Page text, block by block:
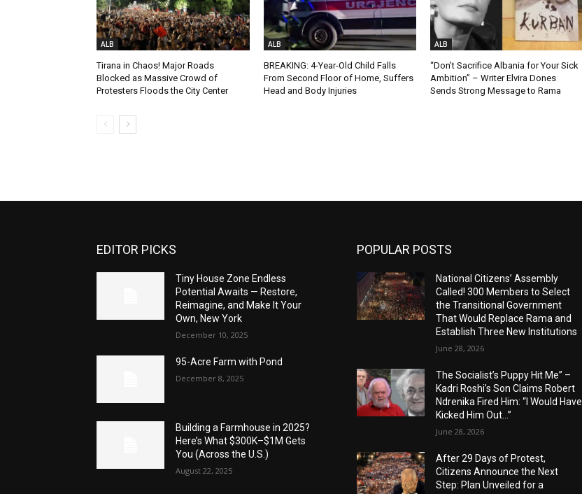
ALB
Tirana in Chaos! Major Roads
Blocked as Massive Crowd of
Protesters Floods the City Center
ALB
BREAKING: 4-Year-Old Child Falls
From Second Floor of Home, Suffers
Head and Body Injuries
ALB
“Don’t Sacrifice Albania for Your Sick
Ambition” – Writer Elvira Dones
Sends Strong Message to Rama
EDITOR PICKS
Tiny House Zone Endless
Potential Awaits — Restore,
Reimagine, and Make It Your
Own, New York
December 10, 2025
95-Acre Farm with Pond
December 8, 2025
Building a Farmhouse in 2025?
Here’s What $300K–$1M Gets
You (Across the U.S.)
August 22, 2025
POPULAR POSTS
National Citizens’ Assembly
Called! 300 Members to Select
the Transitional Government
That Would Replace Rama and
Establish Three New Institutions
June 28, 2026
The Socialist’s Puppy Hit Me” –
Kadri Roshi’s Son Claims Robert
Ndrenika Fired Him: “I Would Have
Kicked Him Out…”
June 28, 2026
After 29 Days of Protest,
Citizens Announce the Next
Step: Plan Unveiled for a